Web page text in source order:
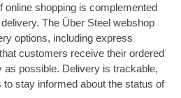
online shopping is complemented
The Über Steel webshop
options, including express
customers receive their ordered
as possible. Delivery is trackable,
stay informed about the status of